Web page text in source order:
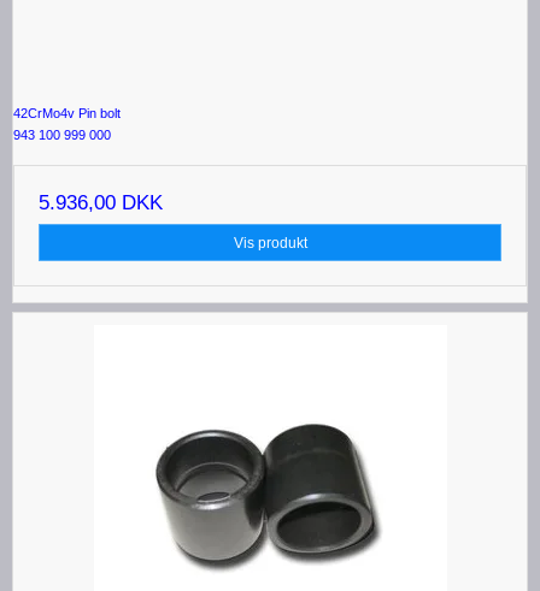
42CrMo4v Pin bolt
943 100 999 000
5.936,00 DKK
Vis produkt